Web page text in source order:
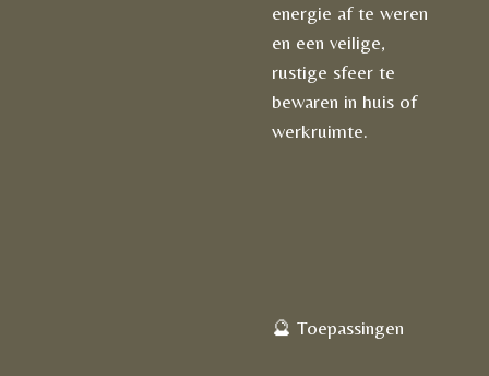
energie af te weren
en een veilige,
rustige sfeer te
bewaren in huis of
werkruimte.
🔮 Toepassingen